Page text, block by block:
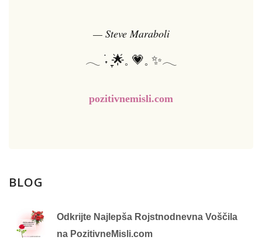
— Steve Maraboli
𓂃 ࣪˖ ִֶָ🌟𓈒 💗𓈒 ✨𓂃
pozitivnemisli.com
BLOG
Odkrijte Najlepša Rojstnodnevna Voščila
na PozitivneMisli.com